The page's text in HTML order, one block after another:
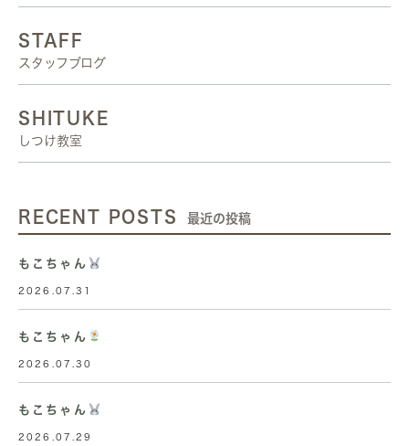
STAFF
スタッフブログ
SHITUKE
しつけ教室
RECENT POSTS 最近の投稿
もこちゃん
2026.07.31
もこちゃん
2026.07.30
もこちゃん
2026.07.29